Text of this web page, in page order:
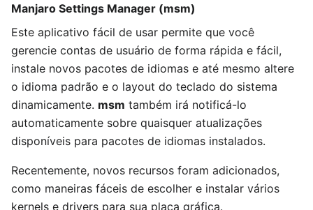
Manjaro Settings Manager (msm)
Este aplicativo fácil de usar permite que você
gerencie contas de usuário de forma rápida e fácil,
instale novos pacotes de idiomas e até mesmo altere
o idioma padrão e o layout do teclado do sistema
dinamicamente. msm também irá notificá-lo
automaticamente sobre quaisquer atualizações
disponíveis para pacotes de idiomas instalados.
Recentemente, novos recursos foram adicionados,
como maneiras fáceis de escolher e instalar vários
kernels e drivers para sua placa gráfica.